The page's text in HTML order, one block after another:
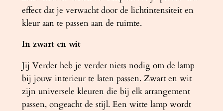
a
a
t
l
effect dat je verwacht door de lichtintensiteit en
kleur aan te passen aan de ruimte.
In zwart en wit
Jij Verder heb je verder niets nodig om de lamp
bij jouw interieur te laten passen. Zwart en wit
zijn universele kleuren die bij elk arrangement
passen, ongeacht de stijl. Een witte lamp wordt